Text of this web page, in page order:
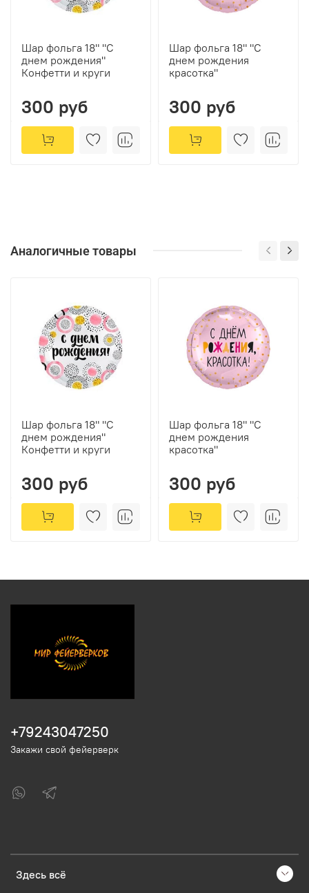
Шар фольга 18" "С
днем рождения"
Конфетти и круги
300 руб
Шар фольга 18" "С
днем рождения
красотка"
300 руб
Аналогичные товары
Шар фольга 18" "С
днем рождения"
Конфетти и круги
300 руб
Шар фольга 18" "С
днем рождения
красотка"
300 руб
Здесь всё
+79243047250
Закажи свой фейерверк